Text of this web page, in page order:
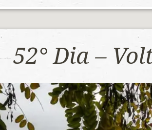
52° Dia –